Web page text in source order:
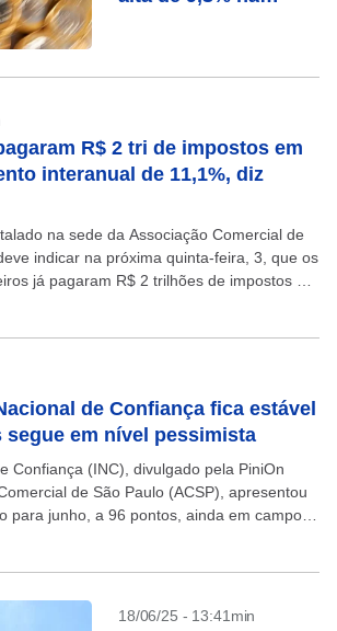
R$ 2 tri de impostos em
interanual de 11,1%, diz
na sede da Associação Comercial de
indicar na próxima quinta-feira, 3, que os
já pagaram R$ 2 trilhões de impostos em
de Confiança fica estável
segue em nível pessimista
Confiança (INC), divulgado pela PiniOn
de São Paulo (ACSP), apresentou
para junho, a 96 pontos, ainda em campo
18/06/25 - 13:41min